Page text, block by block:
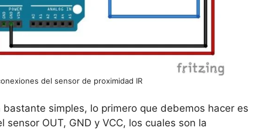
del sensor de proximidad IR
simples, lo primero que debemos hacer es
OUT, GND y VCC, los cuales son la